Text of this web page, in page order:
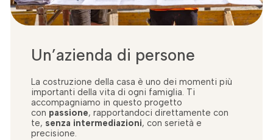
Un’azienda di persone
La costruzione della casa è uno dei momenti più
importanti della vita di ogni famiglia. Ti
accompagniamo in questo progetto
con passione, rapportandoci direttamente con
te, senza intermediazioni, con serietà e
precisione.